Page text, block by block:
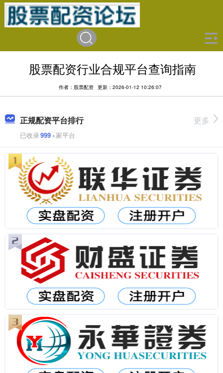
股票配资行业合规平台查询指南
作者：股票配资 更新：2026-01-12 10:26:07
正规配资平台排行
已收录999+家平台
更多